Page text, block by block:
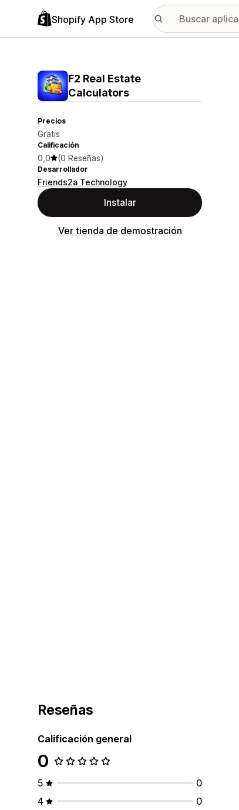
Shopify App Store
F2 Real Estate
Calculators
Precios
Gratis
Calificación
0,0 (0 Reseñas)
Desarrollador
Friends2a Technology
Instalar
Ver tienda de demostración
Reseñas
Calificación general
0
5
0
4
0